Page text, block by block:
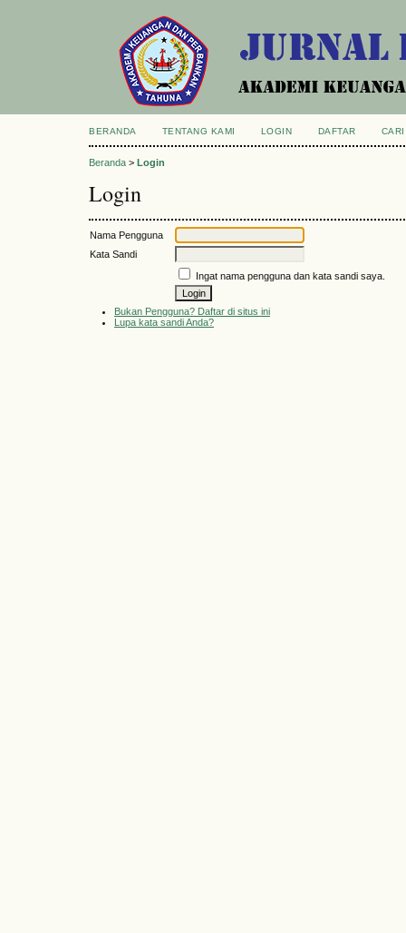
BERANDA TENTANG KAMI LOGIN DAFTAR CARI
Beranda > Login
Login
Nama Pengguna
Kata Sandi
Ingat nama pengguna dan kata sandi saya.
Bukan Pengguna? Daftar di situs ini
Lupa kata sandi Anda?